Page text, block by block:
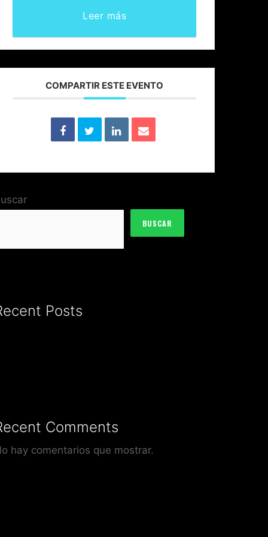
Leer más
COMPARTIR ESTE EVENTO
BUSCAR
Posts
Comments
hay comentarios que mostrar.